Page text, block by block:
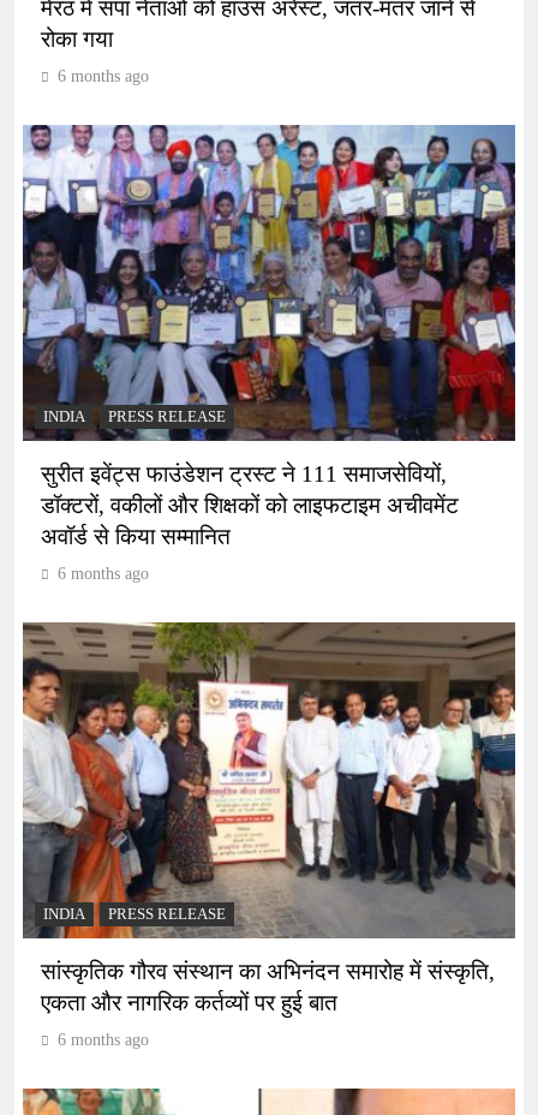
मेरठ में सपा नेताओं को हाउस अरेस्ट, जंतर-मंतर जाने से
रोका गया
6 months ago
INDIA PRESS RELEASE
सुरीत इवेंट्स फाउंडेशन ट्रस्ट ने 111 समाजसेवियों,
डॉक्टरों, वकीलों और शिक्षकों को लाइफटाइम अचीवमेंट
अवॉर्ड से किया सम्मानित
6 months ago
INDIA PRESS RELEASE
सांस्कृतिक गौरव संस्थान का अभिनंदन समारोह में संस्कृति,
एकता और नागरिक कर्तव्यों पर हुई बात
6 months ago